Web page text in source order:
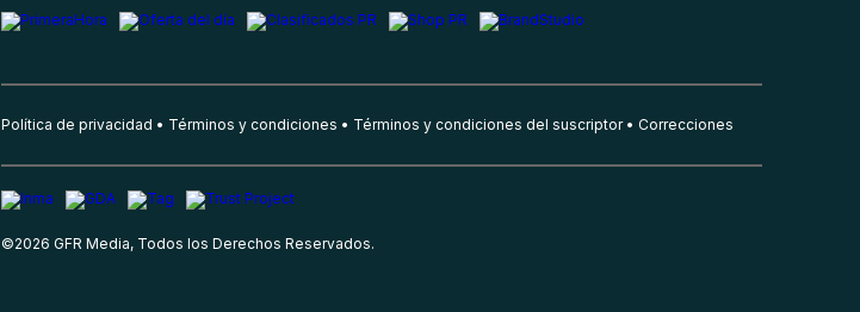
Política de privacidad Términos y condiciones Términos y condiciones del suscriptor Correcciones
©2026 GFR Media, Todos los Derechos Reservados.